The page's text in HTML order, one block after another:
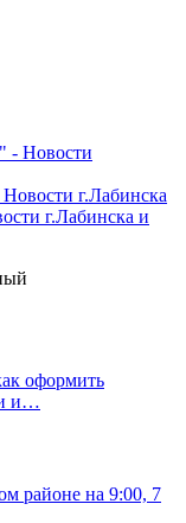
г.Лабинска
г.Лабинска и
оформить
и…
районе на 9:00, 7